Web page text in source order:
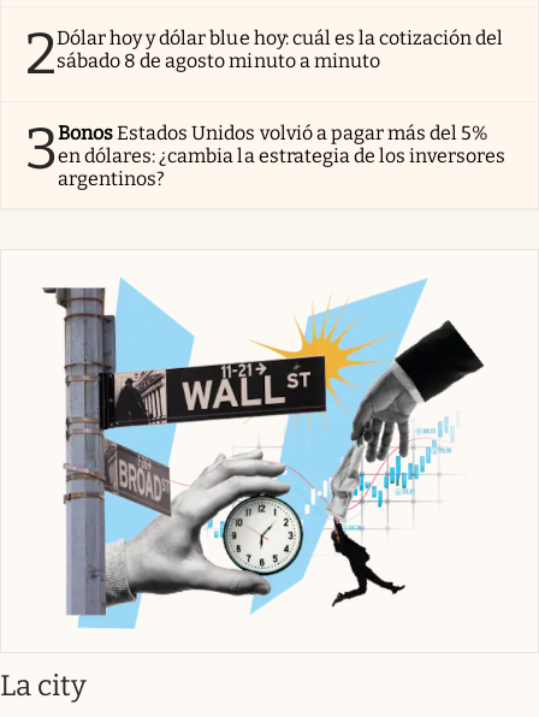
2Dólar hoy y dólar blue hoy: cuál es la cotización del
sábado 8 de agosto minuto a minuto
3BonosEstados Unidos volvió a pagar más del 5%
en dólares: ¿cambia la estrategia de los inversores
argentinos?
La cityabre en nueva pestaña